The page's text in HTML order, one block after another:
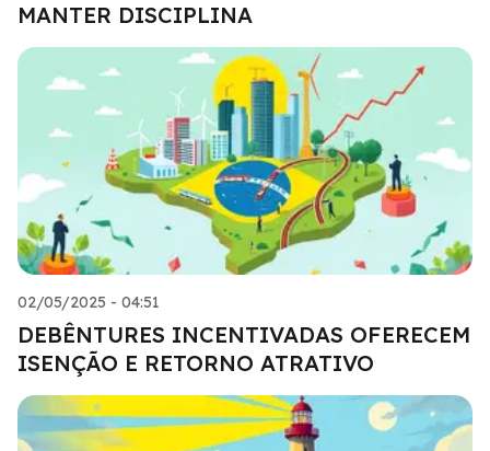
MANTER DISCIPLINA
02/05/2025 - 04:51
DEBÊNTURES INCENTIVADAS OFERECEM
ISENÇÃO E RETORNO ATRATIVO